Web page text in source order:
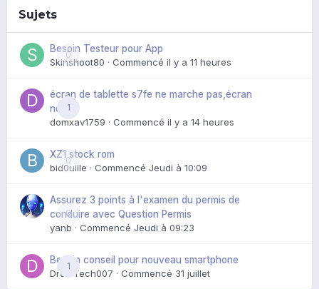
Sujets
0
Besoin Testeur pour App
Skinshoot80 · Commencé il y a 11 heures
1
écran de tablette s7fe ne marche pas,écran
noir
domxav1759 · Commencé il y a 14 heures
0
XZ1 stock rom
bid0uille · Commencé Jeudi à 10:09
0
Assurez 3 points à l'examen du permis de
conduire avec Question Permis
yanb · Commencé Jeudi à 09:23
1
Besoin conseil pour nouveau smartphone
DroidTech007 · Commencé 31 juillet